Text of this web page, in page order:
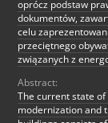
oprócz podstaw
dokumentów,
celu
przeciętnego
związanych z
Abstract:
The current state
modernization and